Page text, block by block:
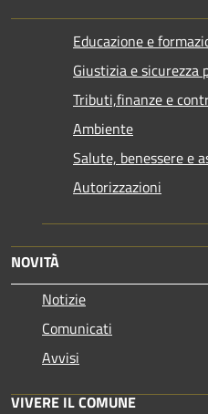
Educazione e
Giustizia e sicurezza
Tributi,finanze e
Ambiente
Salute, benessere e
Autorizzazioni
NOVITÀ
Notizie
Comunicati
Avvisi
VIVERE IL COMUNE